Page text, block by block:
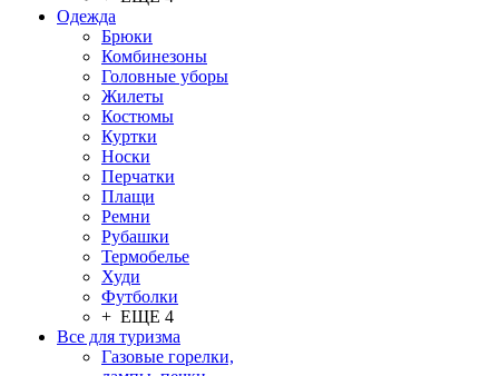
Одежда
Брюки
Комбинезоны
Головные уборы
Жилеты
Костюмы
Куртки
Носки
Перчатки
Плащи
Ремни
Рубашки
Термобелье
Худи
Футболки
+ ЕЩЕ 4
Все для туризма
Газовые горелки,